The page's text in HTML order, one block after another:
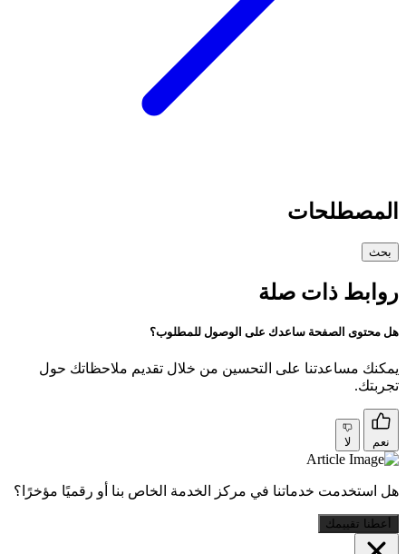
المصطلحات
بحث
روابط ذات صلة
هل محتوى الصفحة ساعدك على الوصول للمطلوب؟
يمكنك مساعدتنا على التحسين من خلال تقديم ملاحظاتك حول
تجربتك.
نعم لا
هل استخدمت خدماتنا في مركز الخدمة الخاص بنا أو رقميًا مؤخرًا؟
أعطنا تقييمك